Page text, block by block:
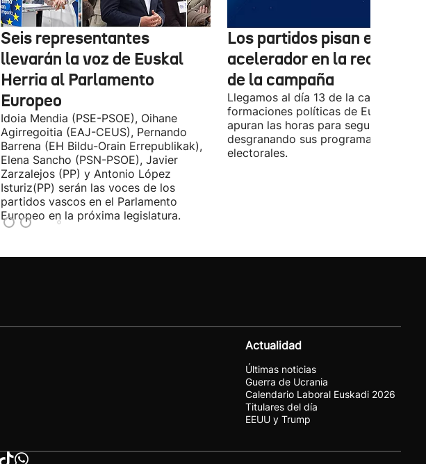
Seis representantes
llevarán la voz de Euskal
Herria al Parlamento
Europeo
Idoia Mendia (PSE-PSOE), Oihane
Agirregoitia (EAJ-CEUS), Pernando
Barrena (EH Bildu-Orain Errepublikak),
Elena Sancho (PSN-PSOE), Javier
Zarzalejos (PP) y Antonio López
Isturiz(PP) serán las voces de los
partidos vascos en el Parlamento
Europeo en la próxima legislatura.
Los partidos pisan el
acelerador en la recta final
de la campaña
Llegamos al día 13 de la campaña, y
formaciones políticas de Euskadi
apuran las horas para seguir
desgranando sus programas
electorales.
Actualidad
Últimas noticias
Guerra de Ucrania
Calendario Laboral Euskadi 2026
Titulares del día
EEUU y Trump